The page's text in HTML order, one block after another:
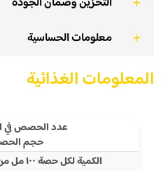
معلومات الحساسية
المعلومات الغذائية
عدد الحصص في
حجم الحصة
الكمية لكل حصة ١٠٠ مل من السعرات الحرارية